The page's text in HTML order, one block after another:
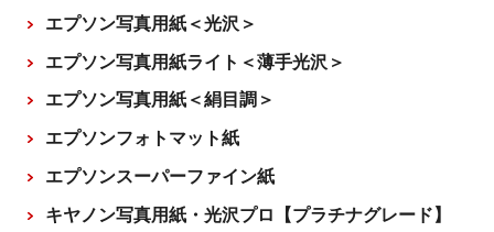
エプソン写真用紙＜光沢＞
エプソン写真用紙ライト＜薄手光沢＞
エプソン写真用紙＜絹目調＞
エプソンフォトマット紙
エプソンスーパーファイン紙
キヤノン写真用紙・光沢プロ【プラチナグレード】